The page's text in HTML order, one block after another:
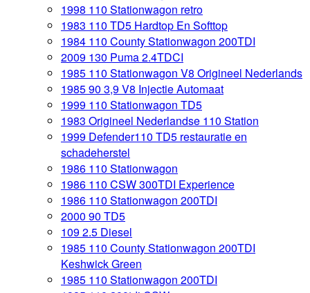
1998 110 Stationwagon retro
1983 110 TD5 Hardtop En Softtop
1984 110 County Stationwagon 200TDI
2009 130 Puma 2.4TDCI
1985 110 Stationwagon V8 Origineel Nederlands
1985 90 3,9 V8 Injectie Automaat
1999 110 Stationwagon TD5
1983 Origineel Nederlandse 110 Station
1999 Defender110 TD5 restauratie en
schadeherstel
1986 110 Stationwagon
1986 110 CSW 300TDI Experience
1986 110 Stationwagon 200TDI
2000 90 TD5
109 2.5 Diesel
1985 110 County Stationwagon 200TDI
Keshwick Green
1985 110 Stationwagon 200TDI